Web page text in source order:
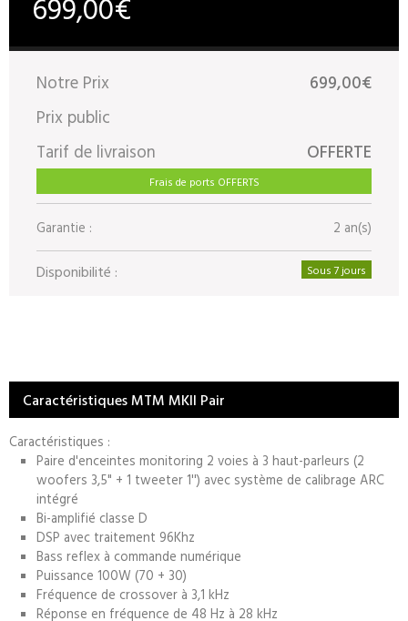
Notre Prix
699,00€
Prix public
Tarif de livraison
OFFERTE
Frais de ports OFFERTS
Garantie : 2 an(s)
Disponibilité : Sous 7 jours
Caractéristiques MTM MKII Pair
Caractéristiques :
Paire d'enceintes monitoring 2 voies à 3 haut-parleurs (2
woofers 3,5" + 1 tweeter 1'') avec système de calibrage ARC
intégré
Bi-amplifié classe D
DSP avec traitement 96Khz
Bass reflex à commande numérique
Puissance 100W (70 + 30)
Fréquence de crossover à 3,1 kHz
Réponse en fréquence de 48 Hz à 28 kHz